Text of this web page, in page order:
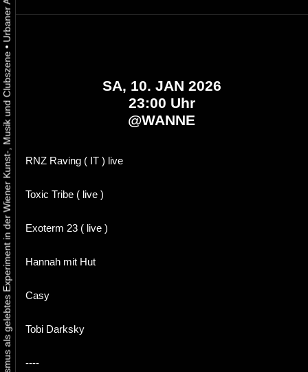
Urbaner Aktivismus als gelebtes Experiment in der Wiener Kunst-, Musik und Clubszene
•
SA, 10. JAN 2026
23:00 Uhr
@WANNE
RNZ Raving ( IT ) live
Toxic Tribe ( live )
Exoterm 23 ( live )
Hannah mit Hut
Casy
Tobi Darksky
----